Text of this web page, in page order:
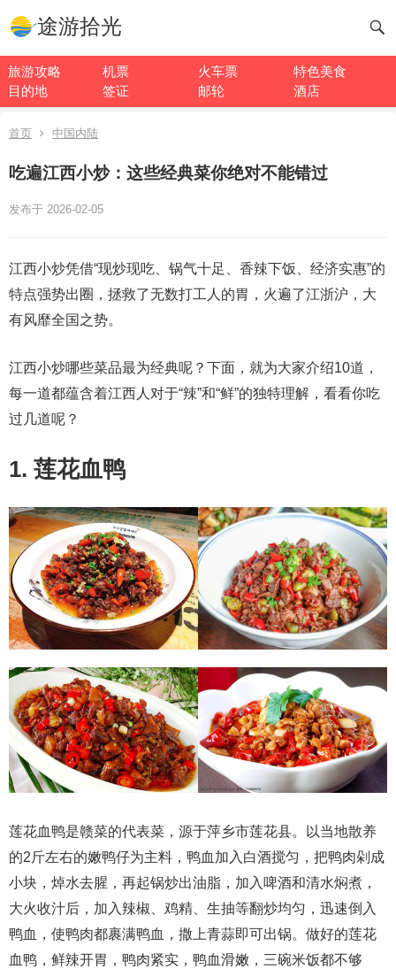
途游拾光
旅游攻略 机票 火车票
特色美食
目的地
签证 邮轮 酒店
首页 中国内陆
吃遍江西小炒：这些经典菜你绝对不能错过
发布于 2026-02-05
江西小炒凭借“现炒现吃、锅气十足、香辣下饭、经济实惠”的
特点强势出圈，拯救了无数打工人的胃，火遍了江浙沪，大
有风靡全国之势。
江西小炒哪些菜品最为经典呢？下面，就为大家介绍10道，
每一道都蕴含着江西人对于“辣”和“鲜”的独特理解，看看你吃
过几道呢？
1. 莲花血鸭
莲花血鸭是赣菜的代表菜，源于萍乡市莲花县。以当地散养
的2斤左右的嫩鸭仔为主料，鸭血加入白酒搅匀，把鸭肉剁成
小块，焯水去腥，再起锅炒出油脂，加入啤酒和清水焖煮，
大火收汁后，加入辣椒、鸡精、生抽等翻炒均匀，迅速倒入
鸭血，使鸭肉都裹满鸭血，撒上青蒜即可出锅。做好的莲花
血鸭，鲜辣开胃，鸭肉紧实，鸭血滑嫩，三碗米饭都不够